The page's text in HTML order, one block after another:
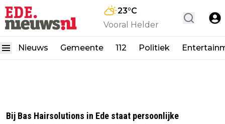
23°C
Vooral Helder
Nieuws Gemeente 112 Politiek
Bij Bas Hairsolutions in Ede staat persoonlijke